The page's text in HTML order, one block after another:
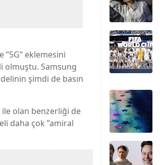
eklemesini
olmuştu. Samsung
şimdi de basın
olan benzerliği de
daha çok ”amiral